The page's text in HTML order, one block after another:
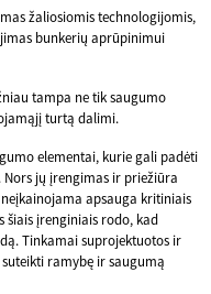
žaliosiomis technologijomis,
bunkerių aprūpinimui
tampa ne tik saugumo
turtą dalimi.
elementai, kurie gali padėti
jų įrengimas ir priežiūra
apsauga kritiniais
šiais įrenginiais rodo, kad
Tinkamai suprojektuotos ir
ramybę ir saugumą